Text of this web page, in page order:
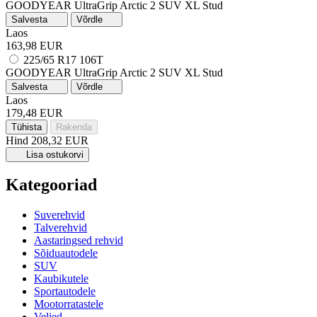
GOODYEAR UltraGrip Arctic 2 SUV XL Stud
Salvesta Võrdle
Laos
163,98 EUR
225/65 R17 106T
GOODYEAR UltraGrip Arctic 2 SUV XL Stud
Salvesta Võrdle
Laos
179,48 EUR
Tühista Rakenda
Hind 208,32 EUR
Lisa ostukorvi
Kategooriad
Suverehvid
Talverehvid
Aastaringsed rehvid
Sõiduautodele
SUV
Kaubikutele
Sportautodele
Mootorratastele